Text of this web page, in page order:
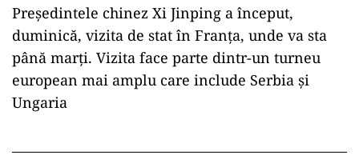
Macron a declarat că „coordonarea” cu Beijingul
asupra „crizelor majore” în Ucraina şi în
Orientul Mijlociu este „absolut decisivă”.
„China şi Uniunea Europeană au un interes